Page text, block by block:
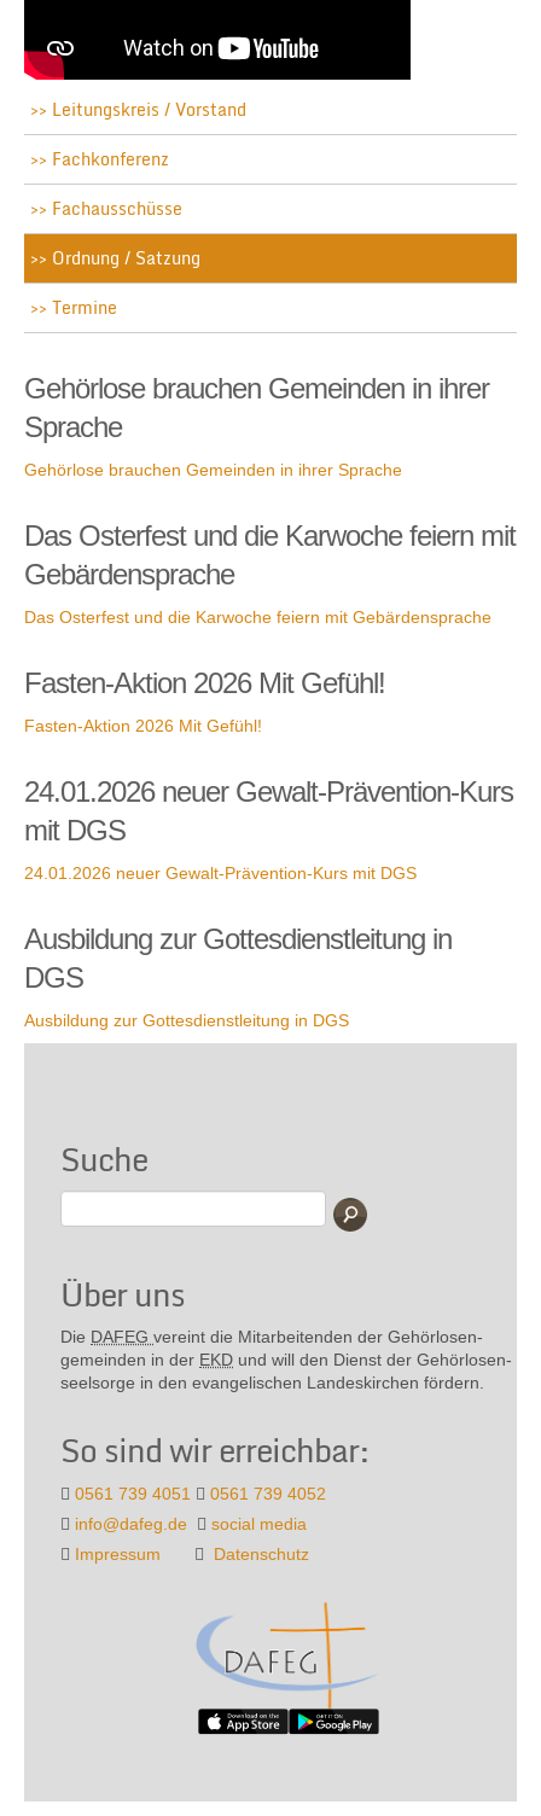
Leitungskreis / Vorstand
Fachkonferenz
Fachausschüsse
Ordnung / Satzung
Termine
Gehörlose brauchen Gemeinden in ihrer
Sprache
Gehörlose brauchen Gemeinden in ihrer Sprache
Das Osterfest und die Karwoche feiern mit
Gebärdensprache
Das Osterfest und die Karwoche feiern mit Gebärdensprache
Fasten-Aktion 2026 Mit Gefühl!
Fasten-Aktion 2026 Mit Gefühl!
24.01.2026 neuer Gewalt-Prävention-Kurs
mit DGS
24.01.2026 neuer Gewalt-Prävention-Kurs mit DGS
Ausbildung zur Gottesdienstleitung in
DGS
Ausbildung zur Gottesdienstleitung in DGS
Suche
Über uns
Die DAFEG vereint die Mitarbeitenden der Gehör­losen­
gemeinden in der EKD und will den Dienst der Gehör­losen­
seel­sorge in den evange­lischen Landes­kirchen fördern.
So sind wir erreichbar:
0561 739 4051
0561 739 4052
info@dafeg.de
social media
Impressum
Datenschutz